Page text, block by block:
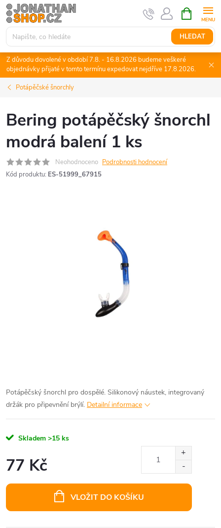
Přejít
na
obsah
HLEDAT
NÁKUPNÍ
KOŠÍK
Z důvodu dovolené v období 7.8. - 16.8.2026 budeme veškeré
objednávky přijaté v tomto termínu expedovat nejdříve 17.8.2026.
Potápěčské šnorchly
Bering potápěčský šnorchl
modrá balení 1 ks
Neohodnoceno Podrobnosti hodnocení
Kód produktu: ES-51999_67915
Potápěčský šnorchl pro dospělé. Silikonový náustek, integrovaný
držák pro připevnění brýlí. Detailní informace
Skladem >15 ks
77 Kč
VLOŽIT DO KOŠÍKU